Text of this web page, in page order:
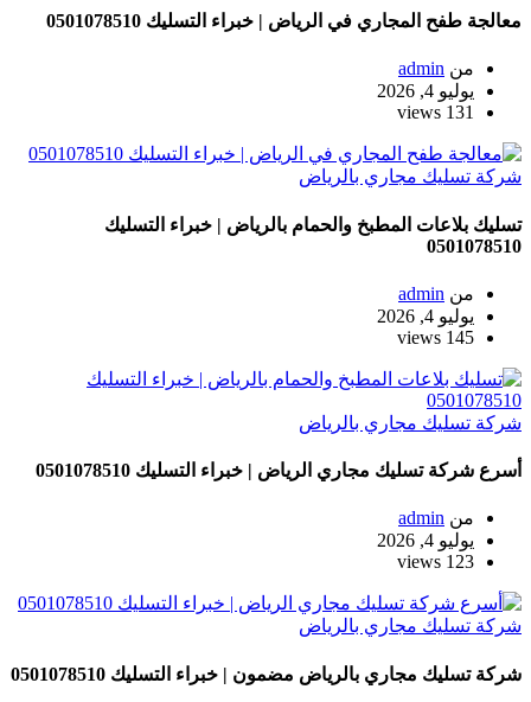
معالجة طفح المجاري في الرياض | خبراء التسليك 0501078510
من admin
يوليو 4, 2026
131 views
شركة تسليك مجاري بالرياض
تسليك بلاعات المطبخ والحمام بالرياض | خبراء التسليك
0501078510
من admin
يوليو 4, 2026
145 views
شركة تسليك مجاري بالرياض
أسرع شركة تسليك مجاري الرياض | خبراء التسليك 0501078510
من admin
يوليو 4, 2026
123 views
شركة تسليك مجاري بالرياض
شركة تسليك مجاري بالرياض مضمون | خبراء التسليك 0501078510